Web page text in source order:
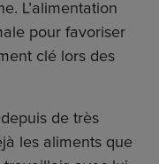
L’alimentation
pour favoriser
clé lors des
de très
les aliments que